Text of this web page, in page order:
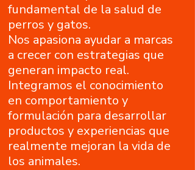
fundamental de la salud de
perros y gatos.
Nos apasiona ayudar a marcas
a crecer con estrategias que
generan impacto real.
Integramos el conocimiento
en comportamiento y
formulación para desarrollar
productos y experiencias que
realmente mejoran la vida de
los animales.​